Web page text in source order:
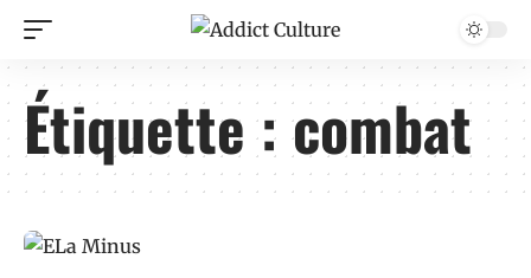
Étiquette :combat